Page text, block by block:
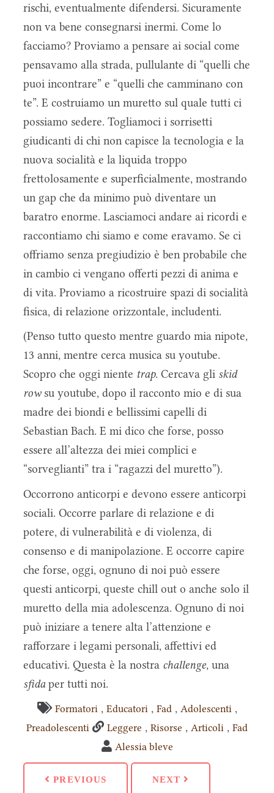
rischi, eventualmente difendersi. Sicuramente
non va bene consegnarsi inermi. Come lo
facciamo? Proviamo a pensare ai social come
pensavamo alla strada, pullulante di “quelli che
puoi incontrare” e “quelli che camminano con
te”. E costruiamo un muretto sul quale tutti ci
possiamo sedere. Togliamoci i sorrisetti
giudicanti di chi non capisce la tecnologia e la
nuova socialità e la liquida troppo
frettolosamente e superficialmente, mostrando
un gap che da minimo può diventare un
baratro enorme. Lasciamoci andare ai ricordi e
raccontiamo chi siamo e come eravamo. Se ci
offriamo senza pregiudizio è ben probabile che
in cambio ci vengano offerti pezzi di anima e
di vita. Proviamo a ricostruire spazi di socialità
fisica, di relazione orizzontale, includenti.
(Penso tutto questo mentre guardo mia nipote,
13 anni, mentre cerca musica su youtube.
Scopro che oggi niente trap. Cercava gli skid
rowsu youtube, dopo il racconto mio e di sua
madre dei biondi e bellissimi capelli di
Sebastian Bach. E mi dico che forse, posso
essere all’altezza dei miei complici e
“sorveglianti” tra i “ragazzi del muretto”).
Occorrono anticorpi e devono essere anticorpi
sociali. Occorre parlare di relazione e di
potere, di vulnerabilità e di violenza, di
consenso e di manipolazione. E occorre capire
che forse, oggi, ognuno di noi può essere
questi anticorpi, queste chill out o anche solo il
muretto della mia adolescenza. Ognuno di noi
può iniziare a tenere alta l’attenzione e
rafforzare i legami personali, affettivi ed
educativi. Questa è la nostra challenge, una
sfidaper tutti noi.
Formatori, Educatori, Fad, Adolescenti,
Preadolescenti Leggere , Risorse , Articoli , Fad
Alessia bleve
PREVIOUS NEXT